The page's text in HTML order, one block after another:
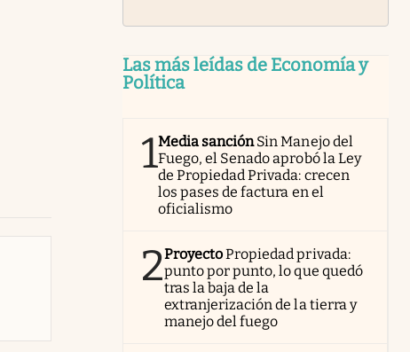
Las más leídas de Economía y
Política
1Media sanciónSin Manejo del
Fuego, el Senado aprobó la Ley
de Propiedad Privada: crecen
los pases de factura en el
oficialismo
2ProyectoPropiedad privada:
punto por punto, lo que quedó
tras la baja de la
extranjerización de la tierra y
manejo del fuego